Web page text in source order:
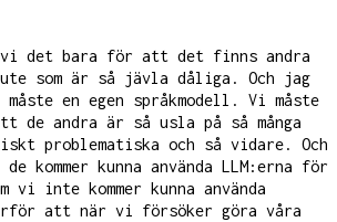
vi det bara för att det finns andra
som är så jävla dåliga. Och jag
en egen språkmodell. Vi måste
de andra är så usla på så många
problematiska och så vidare. Och
kommer kunna använda LLM:erna för
vi inte kommer kunna använda
att när vi försöker göra våra